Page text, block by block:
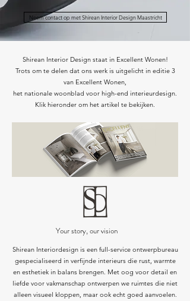
Neem contact op met Shirean Interior Design Maastricht
Shirean Interior Design staat in Excellent Wonen!
Trots om te delen dat ons werk is uitgelicht in editie 3
van Excellent Wonen,
het nationale woonblad voor high-end interieurdesign.
Klik hieronder om het artikel te bekijken.
Your story, our vision
Shirean Interiordesign is een full-service ontwerpbureau
gespecialiseerd in verfijnde interieurs die rust, warmte
en esthetiek in balans brengen. Met oog voor detail en
liefde voor vakmanschap ontwerpen we ruimtes die niet
alleen visueel kloppen, maar ook echt goed aanvoelen.